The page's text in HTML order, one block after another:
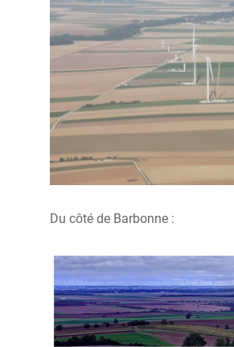
Du côté de Barbonne :